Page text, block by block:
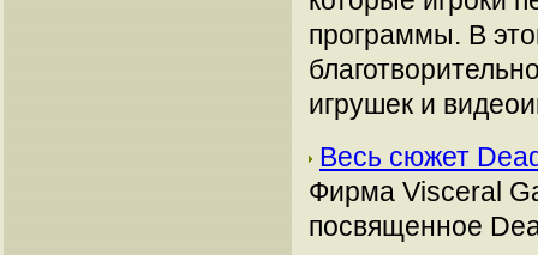
программы. В
игрушек и
Весь сюжет
Фирма Visceral
посвященное